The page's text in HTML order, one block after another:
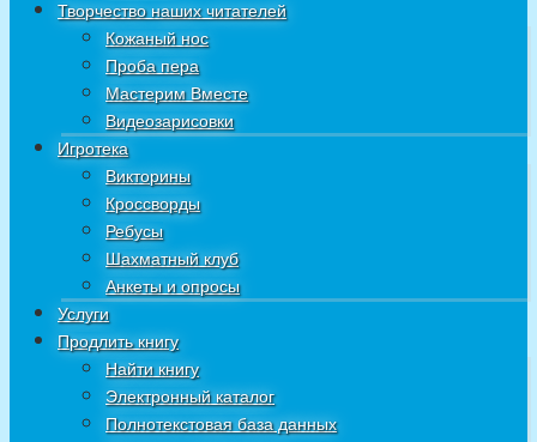
Творчество наших читателей
Кожаный нос
Проба пера
Мастерим Вместе
Видеозарисовки
Игротека
Викторины
Кроссворды
Ребусы
Шахматный клуб
Анкеты и опросы
Услуги
Продлить книгу
Найти книгу
Электронный каталог
Полнотекстовая база данных